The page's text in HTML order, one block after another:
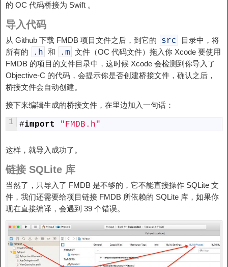
的 OC 代码桥接为 Swift 。
导入代码
从 Github 下载 FMDB 项目文件之后，到它的 src
目录中，将
所有的
. h 和 . m 文件（OC 代码文件）拖入你 Xcode 要使用
FMDB 的项目的文件目录中，这时候 Xcode 会检测到你导入了
Objective-C 的代码，会提示你是否创建桥接文件，确认之后，
桥接文件会自动创建。
接下来编辑生成的桥接文件，在里边加入一句话：
1 #import "FMDB.h"
这样，就导入成功了。
链接 SQLite 库
当然了，只导入了 FMDB 是不够的，它不能直接操作 SQLite 文
件，我们还需要给项目链接 FMDB 所依赖的 SQLite 库，如果你
现在直接编译，会遇到 39 个错误。